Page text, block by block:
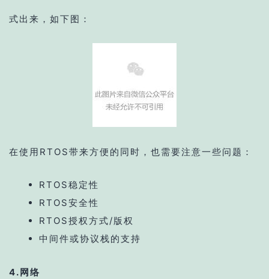
式出来，如下图：
在使用RTOS带来方便的同时，也需要注意一些问题：
RTOS稳定性
RTOS安全性
RTOS授权方式/版权
中间件或协议栈的支持
4.网络